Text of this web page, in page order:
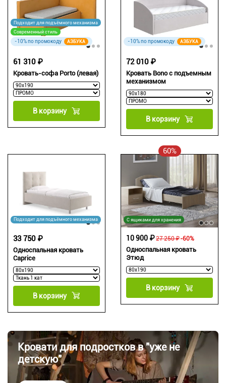
Подходит для подъёмного механизма
Современный стиль
-10% по промокоду АЗБУКА
Кровать-софа Porto (левая)
61 310 ₽
В корзину
-10% по промокоду АЗБУКА
Кровать Bono с подъемным
механизмом
72 010 ₽
В корзину
Подходит для подъёмного механизма
Односпальная кровать
Caprice
33 750 ₽
В корзину
60%
С ящиками для хранения
Односпальная кровать
Этюд
27 250 ₽
10 900 ₽ -60%
В корзину
Кровати для подростков в "уже не
детскую"